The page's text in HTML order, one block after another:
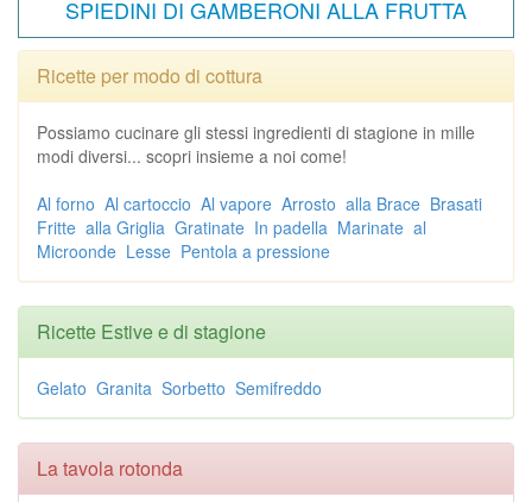
SPIEDINI DI GAMBERONI ALLA FRUTTA
Ricette per modo di cottura
Possiamo cucinare gli stessi ingredienti di stagione in mille
modi diversi... scopri insieme a noi come!
Al forno Al cartoccio Al vapore Arrosto alla Brace Brasati
Fritte alla Griglia Gratinate In padella Marinate al
Microonde Lesse Pentola a pressione
Ricette Estive e di stagione
Gelato Granita Sorbetto Semifreddo
La tavola rotonda